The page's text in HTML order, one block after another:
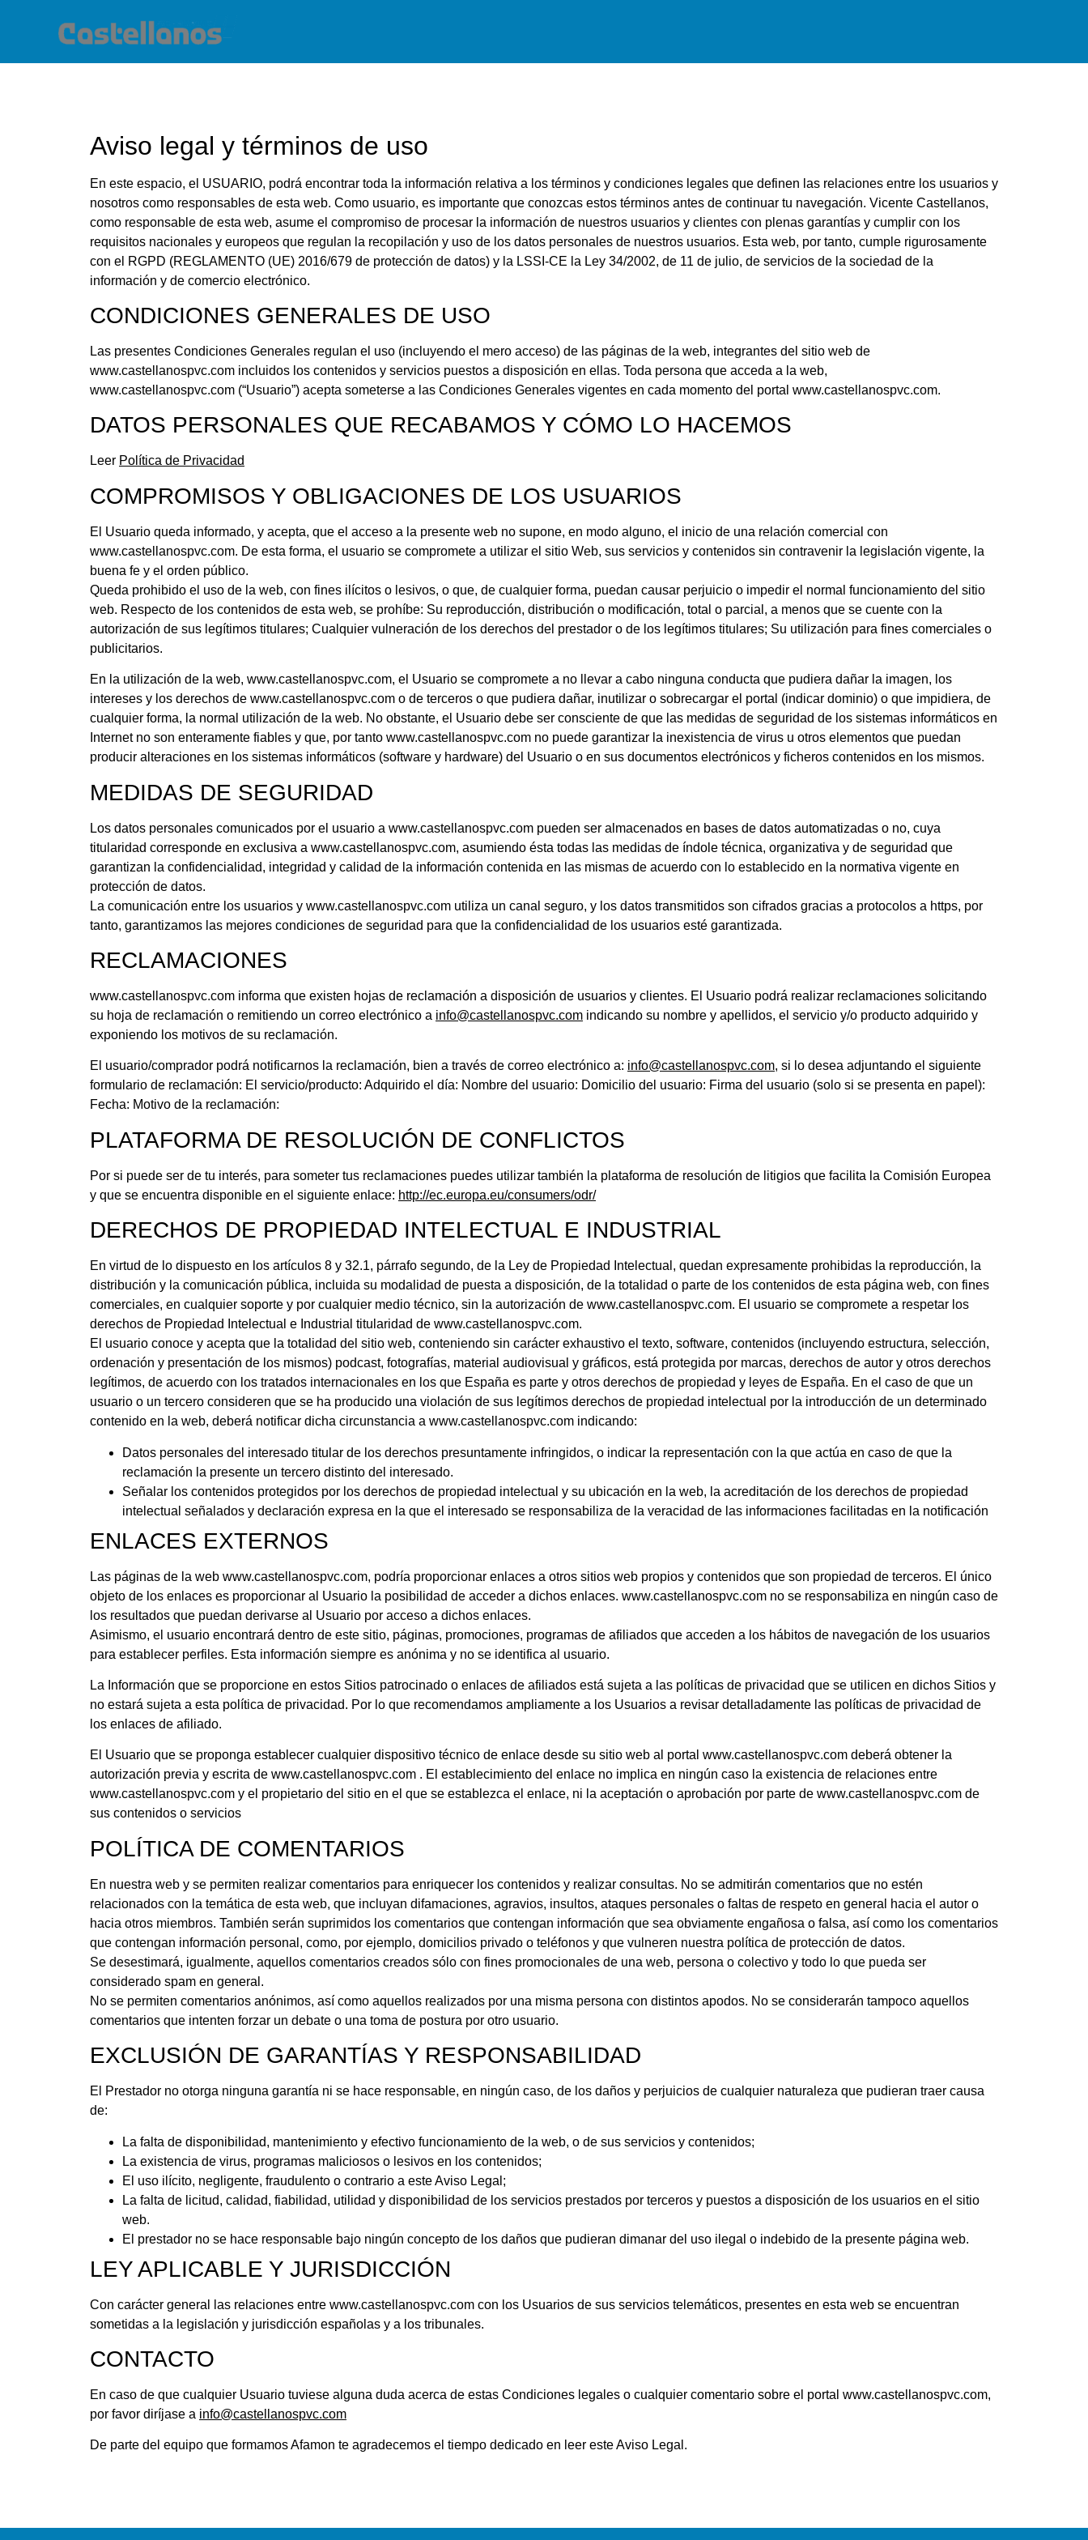
Aviso legal y términos de uso
En este espacio, el USUARIO, podrá encontrar toda la información relativa a los términos y condiciones legales que definen las relaciones entre los usuarios y
nosotros como responsables de esta web. Como usuario, es importante que conozcas estos términos antes de continuar tu navegación. Vicente Castellanos,
como responsable de esta web, asume el compromiso de procesar la información de nuestros usuarios y clientes con plenas garantías y cumplir con los
requisitos nacionales y europeos que regulan la recopilación y uso de los datos personales de nuestros usuarios. Esta web, por tanto, cumple rigurosamente
con el RGPD (REGLAMENTO (UE) 2016/679 de protección de datos) y la LSSI-CE la Ley 34/2002, de 11 de julio, de servicios de la sociedad de la
información y de comercio electrónico.
CONDICIONES GENERALES DE USO
Las presentes Condiciones Generales regulan el uso (incluyendo el mero acceso) de las páginas de la web, integrantes del sitio web de
www.castellanospvc.com incluidos los contenidos y servicios puestos a disposición en ellas. Toda persona que acceda a la web,
www.castellanospvc.com (“Usuario”) acepta someterse a las Condiciones Generales vigentes en cada momento del portal www.castellanospvc.com.
DATOS PERSONALES QUE RECABAMOS Y CÓMO LO HACEMOS
Leer Política de Privacidad
COMPROMISOS Y OBLIGACIONES DE LOS USUARIOS
El Usuario queda informado, y acepta, que el acceso a la presente web no supone, en modo alguno, el inicio de una relación comercial con
www.castellanospvc.com. De esta forma, el usuario se compromete a utilizar el sitio Web, sus servicios y contenidos sin contravenir la legislación vigente, la
buena fe y el orden público.
Queda prohibido el uso de la web, con fines ilícitos o lesivos, o que, de cualquier forma, puedan causar perjuicio o impedir el normal funcionamiento del sitio
web. Respecto de los contenidos de esta web, se prohíbe: Su reproducción, distribución o modificación, total o parcial, a menos que se cuente con la
autorización de sus legítimos titulares; Cualquier vulneración de los derechos del prestador o de los legítimos titulares; Su utilización para fines comerciales o
publicitarios.
En la utilización de la web, www.castellanospvc.com, el Usuario se compromete a no llevar a cabo ninguna conducta que pudiera dañar la imagen, los
intereses y los derechos de www.castellanospvc.com o de terceros o que pudiera dañar, inutilizar o sobrecargar el portal (indicar dominio) o que impidiera, de
cualquier forma, la normal utilización de la web. No obstante, el Usuario debe ser consciente de que las medidas de seguridad de los sistemas informáticos en
Internet no son enteramente fiables y que, por tanto www.castellanospvc.com no puede garantizar la inexistencia de virus u otros elementos que puedan
producir alteraciones en los sistemas informáticos (software y hardware) del Usuario o en sus documentos electrónicos y ficheros contenidos en los mismos.
MEDIDAS DE SEGURIDAD
Los datos personales comunicados por el usuario a www.castellanospvc.com pueden ser almacenados en bases de datos automatizadas o no, cuya
titularidad corresponde en exclusiva a www.castellanospvc.com, asumiendo ésta todas las medidas de índole técnica, organizativa y de seguridad que
garantizan la confidencialidad, integridad y calidad de la información contenida en las mismas de acuerdo con lo establecido en la normativa vigente en
protección de datos.
La comunicación entre los usuarios y www.castellanospvc.com utiliza un canal seguro, y los datos transmitidos son cifrados gracias a protocolos a https, por
tanto, garantizamos las mejores condiciones de seguridad para que la confidencialidad de los usuarios esté garantizada.
RECLAMACIONES
www.castellanospvc.com informa que existen hojas de reclamación a disposición de usuarios y clientes. El Usuario podrá realizar reclamaciones solicitando
su hoja de reclamación o remitiendo un correo electrónico a info@castellanospvc.com indicando su nombre y apellidos, el servicio y/o producto adquirido y
exponiendo los motivos de su reclamación.
El usuario/comprador podrá notificarnos la reclamación, bien a través de correo electrónico a: info@castellanospvc.com, si lo desea adjuntando el siguiente
formulario de reclamación: El servicio/producto: Adquirido el día: Nombre del usuario: Domicilio del usuario: Firma del usuario (solo si se presenta en papel):
Fecha: Motivo de la reclamación:
PLATAFORMA DE RESOLUCIÓN DE CONFLICTOS
Por si puede ser de tu interés, para someter tus reclamaciones puedes utilizar también la plataforma de resolución de litigios que facilita la Comisión Europea
y que se encuentra disponible en el siguiente enlace: http://ec.europa.eu/consumers/odr/
DERECHOS DE PROPIEDAD INTELECTUAL E INDUSTRIAL
En virtud de lo dispuesto en los artículos 8 y 32.1, párrafo segundo, de la Ley de Propiedad Intelectual, quedan expresamente prohibidas la reproducción, la
distribución y la comunicación pública, incluida su modalidad de puesta a disposición, de la totalidad o parte de los contenidos de esta página web, con fines
comerciales, en cualquier soporte y por cualquier medio técnico, sin la autorización de www.castellanospvc.com. El usuario se compromete a respetar los
derechos de Propiedad Intelectual e Industrial titularidad de www.castellanospvc.com.
El usuario conoce y acepta que la totalidad del sitio web, conteniendo sin carácter exhaustivo el texto, software, contenidos (incluyendo estructura, selección,
ordenación y presentación de los mismos) podcast, fotografías, material audiovisual y gráficos, está protegida por marcas, derechos de autor y otros derechos
legítimos, de acuerdo con los tratados internacionales en los que España es parte y otros derechos de propiedad y leyes de España. En el caso de que un
usuario o un tercero consideren que se ha producido una violación de sus legítimos derechos de propiedad intelectual por la introducción de un determinado
contenido en la web, deberá notificar dicha circunstancia a www.castellanospvc.com indicando:
Datos personales del interesado titular de los derechos presuntamente infringidos, o indicar la representación con la que actúa en caso de que la
reclamación la presente un tercero distinto del interesado.
Señalar los contenidos protegidos por los derechos de propiedad intelectual y su ubicación en la web, la acreditación de los derechos de propiedad
intelectual señalados y declaración expresa en la que el interesado se responsabiliza de la veracidad de las informaciones facilitadas en la notificación
ENLACES EXTERNOS
Las páginas de la web www.castellanospvc.com, podría proporcionar enlaces a otros sitios web propios y contenidos que son propiedad de terceros. El único
objeto de los enlaces es proporcionar al Usuario la posibilidad de acceder a dichos enlaces. www.castellanospvc.com no se responsabiliza en ningún caso de
los resultados que puedan derivarse al Usuario por acceso a dichos enlaces.
Asimismo, el usuario encontrará dentro de este sitio, páginas, promociones, programas de afiliados que acceden a los hábitos de navegación de los usuarios
para establecer perfiles. Esta información siempre es anónima y no se identifica al usuario.
La Información que se proporcione en estos Sitios patrocinado o enlaces de afiliados está sujeta a las políticas de privacidad que se utilicen en dichos Sitios y
no estará sujeta a esta política de privacidad. Por lo que recomendamos ampliamente a los Usuarios a revisar detalladamente las políticas de privacidad de
los enlaces de afiliado.
El Usuario que se proponga establecer cualquier dispositivo técnico de enlace desde su sitio web al portal www.castellanospvc.com deberá obtener la
autorización previa y escrita de www.castellanospvc.com . El establecimiento del enlace no implica en ningún caso la existencia de relaciones entre
www.castellanospvc.com y el propietario del sitio en el que se establezca el enlace, ni la aceptación o aprobación por parte de www.castellanospvc.com de
sus contenidos o servicios
POLÍTICA DE COMENTARIOS
En nuestra web y se permiten realizar comentarios para enriquecer los contenidos y realizar consultas. No se admitirán comentarios que no estén
relacionados con la temática de esta web, que incluyan difamaciones, agravios, insultos, ataques personales o faltas de respeto en general hacia el autor o
hacia otros miembros. También serán suprimidos los comentarios que contengan información que sea obviamente engañosa o falsa, así como los comentarios
que contengan información personal, como, por ejemplo, domicilios privado o teléfonos y que vulneren nuestra política de protección de datos.
Se desestimará, igualmente, aquellos comentarios creados sólo con fines promocionales de una web, persona o colectivo y todo lo que pueda ser
considerado spam en general.
No se permiten comentarios anónimos, así como aquellos realizados por una misma persona con distintos apodos. No se considerarán tampoco aquellos
comentarios que intenten forzar un debate o una toma de postura por otro usuario.
EXCLUSIÓN DE GARANTÍAS Y RESPONSABILIDAD
El Prestador no otorga ninguna garantía ni se hace responsable, en ningún caso, de los daños y perjuicios de cualquier naturaleza que pudieran traer causa
de:
La falta de disponibilidad, mantenimiento y efectivo funcionamiento de la web, o de sus servicios y contenidos;
La existencia de virus, programas maliciosos o lesivos en los contenidos;
El uso ilícito, negligente, fraudulento o contrario a este Aviso Legal;
La falta de licitud, calidad, fiabilidad, utilidad y disponibilidad de los servicios prestados por terceros y puestos a disposición de los usuarios en el sitio
web.
El prestador no se hace responsable bajo ningún concepto de los daños que pudieran dimanar del uso ilegal o indebido de la presente página web.
LEY APLICABLE Y JURISDICCIÓN
Con carácter general las relaciones entre www.castellanospvc.com con los Usuarios de sus servicios telemáticos, presentes en esta web se encuentran
sometidas a la legislación y jurisdicción españolas y a los tribunales.
CONTACTO
En caso de que cualquier Usuario tuviese alguna duda acerca de estas Condiciones legales o cualquier comentario sobre el portal www.castellanospvc.com,
por favor diríjase a info@castellanospvc.com
De parte del equipo que formamos Afamon te agradecemos el tiempo dedicado en leer este Aviso Legal.